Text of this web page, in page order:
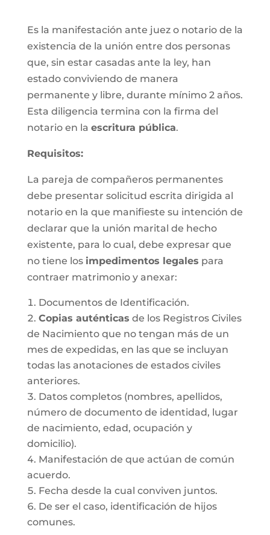
Es la manifestación ante juez o notario de la
existencia de la unión entre dos personas
que, sin estar casadas ante la ley, han
estado conviviendo de manera
permanente y libre, durante mínimo 2 años.
Esta diligencia termina con la firma del
notario en la escritura pública.
Requisitos:
La pareja de compañeros permanentes
debe presentar solicitud escrita dirigida al
notario en la que manifieste su intención de
declarar que la unión marital de hecho
existente, para lo cual, debe expresar que
no tiene los impedimentos legales para
contraer matrimonio y anexar:
Documentos de Identificación.
Copias auténticas de los Registros Civiles
de Nacimiento que no tengan más de un
mes de expedidas, en las que se incluyan
todas las anotaciones de estados civiles
anteriores.
Datos completos (nombres, apellidos,
número de documento de identidad, lugar
de nacimiento, edad, ocupación y
domicilio).
Manifestación de que actúan de común
acuerdo.
Fecha desde la cual conviven juntos.
De ser el caso, identificación de hijos
comunes.